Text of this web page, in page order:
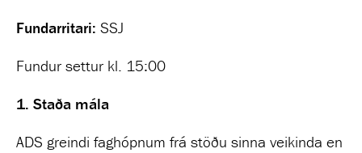
Fundarritari: SSJ
Fundur settur kl. 15:00
1. Staða mála
ADS greindi faghópnum frá stöðu sinna veikinda en